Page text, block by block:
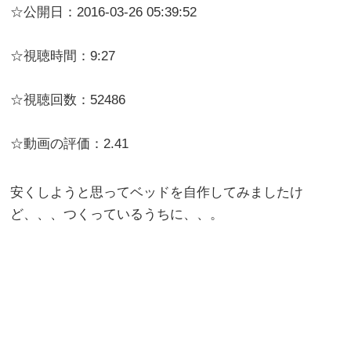
☆公開日：2016-03-26 05:39:52
☆視聴時間：9:27
☆視聴回数：52486
☆動画の評価：2.41
安くしようと思ってベッドを自作してみましたけ
ど、、、つくっているうちに、、。